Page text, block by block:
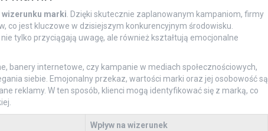
wizerunku marki . Dzięki skutecznie zaplanowanym kampaniom, firmy
co jest kluczowe w dzisiejszym konkurencyjnym środowisku.
tylko przyciągają uwagę, ale również kształtują emocjonalne
banery internetowe, czy kampanie w mediach społecznościowych,
siebie. Emojonalny przekaz, wartości marki oraz jej osobowość są
reklamy. W ten sposób, klienci mogą identyfikować się z marką, co
Wpływ na wizerunek